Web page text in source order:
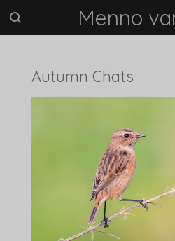
Ga
direct
hoofdinhoud
Menno
Autumn Chats